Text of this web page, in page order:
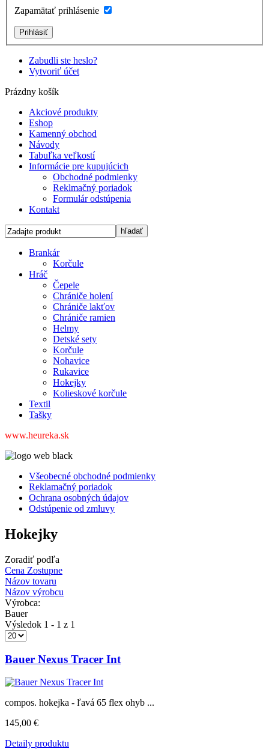
Zapamätať prihlásenie
Zabudli ste heslo?
Vytvoriť účet
Prázdny košík
Akciové produkty
Eshop
Kamenný obchod
Návody
Tabuľka veľkostí
Informácie pre kupujúcich
Obchodné podmienky
Reklmačný poriadok
Formulár odstúpenia
Kontakt
Brankár
Korčule
Hráč
Čepele
Chrániče holení
Chrániče lakťov
Chrániče ramien
Helmy
Detské sety
Korčule
Nohavice
Rukavice
Hokejky
Kolieskové korčule
Textil
Tašky
www.heureka.sk
Všeobecné obchodné podmienky
Reklamačný poriadok
Ochrana osobných údajov
Odstúpenie od zmluvy
Hokejky
Zoradiť podľa
Cena Zostupne
Názov tovaru
Názov výrobcu
Výrobca:
Bauer
Výsledok 1 - 1 z 1
Bauer Nexus Tracer Int
compos. hokejka - ľavá 65 flex ohyb ...
145,00 €
Detaily produktu